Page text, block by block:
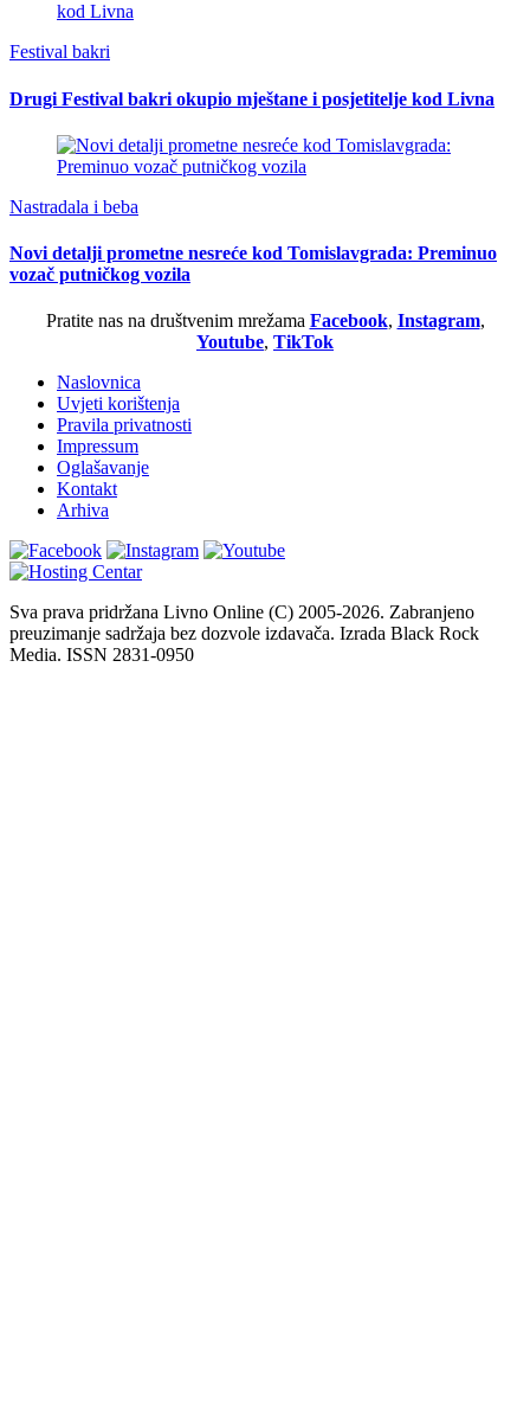
Festival bakri
Drugi Festival bakri okupio mještane i posjetitelje kod Livna
Nastradala i beba
Novi detalji prometne nesreće kod Tomislavgrada: Preminuo
vozač putničkog vozila
Pratite nas na društvenim mrežama Facebook, Instagram,
Youtube, TikTok
Naslovnica
Uvjeti korištenja
Pravila privatnosti
Impressum
Oglašavanje
Kontakt
Arhiva
Sva prava pridržana Livno Online (C) 2005-2026. Zabranjeno
preuzimanje sadržaja bez dozvole izdavača. Izrada Black Rock
Media. ISSN 2831-0950